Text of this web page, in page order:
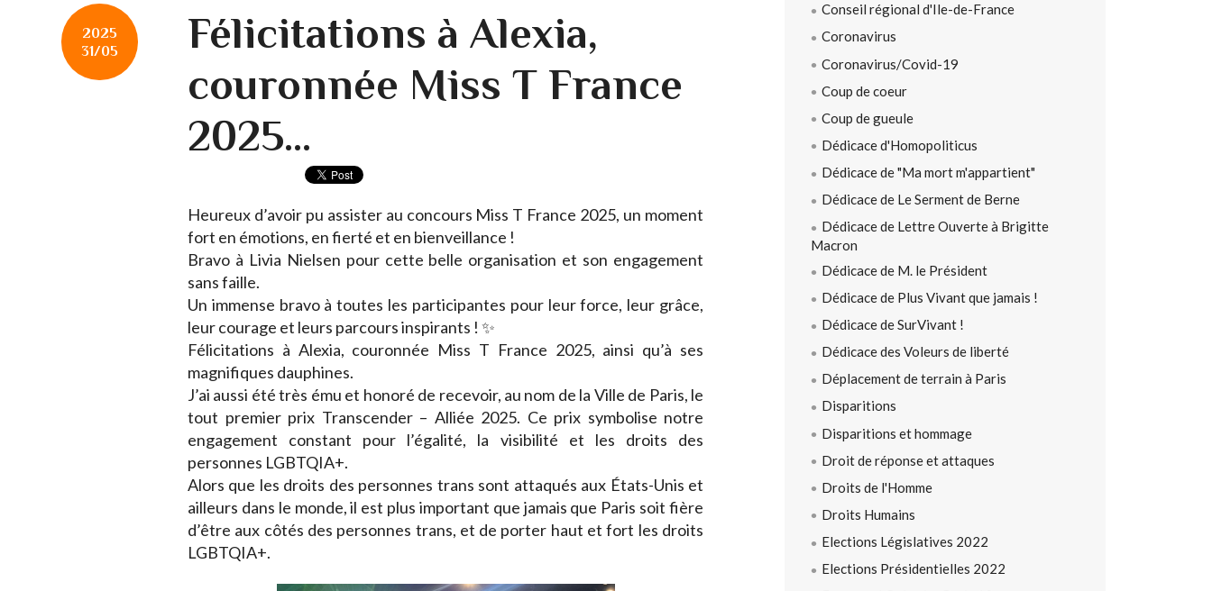
2025
31/05
Félicitations à Alexia,
couronnée Miss T France
2025...
Heureux d’avoir pu assister au concours Miss T France 2025, un moment
fort en émotions, en fierté et en bienveillance !
Bravo à Livia Nielsen pour cette belle organisation et son engagement
sans faille.
Un immense bravo à toutes les participantes pour leur force, leur grâce,
leur courage et leurs parcours inspirants ! ✨
Félicitations à Alexia, couronnée Miss T France 2025, ainsi qu’à ses
magnifiques dauphines.
J’ai aussi été très ému et honoré de recevoir, au nom de la Ville de Paris, le
tout premier prix Transcender – Alliée 2025. Ce prix symbolise notre
engagement constant pour l’égalité, la visibilité et les droits des
personnes LGBTQIA+.
Alors que les droits des personnes trans sont attaqués aux États-Unis et
ailleurs dans le monde, il est plus important que jamais que Paris soit fière
d’être aux côtés des personnes trans, et de porter haut et fort les droits
LGBTQIA+.
Conseil régional d'Ile-de-France
Coronavirus
Coronavirus/Covid-19
Coup de coeur
Coup de gueule
Dédicace d'Homopoliticus
Dédicace de "Ma mort m'appartient"
Dédicace de Le Serment de Berne
Dédicace de Lettre Ouverte à Brigitte
Macron
Dédicace de M. le Président
Dédicace de Plus Vivant que jamais !
Dédicace de SurVivant !
Dédicace des Voleurs de liberté
Déplacement de terrain à Paris
Disparitions
Disparitions et hommage
Droit de réponse et attaques
Droits de l'Homme
Droits Humains
Elections Législatives 2022
Elections Présidentielles 2022